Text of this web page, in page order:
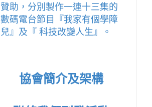
贊助，分別製作一連十三集的
數碼電台節目『我家有個學障
兒』及『 科技改變人生』。
協會簡介及架構